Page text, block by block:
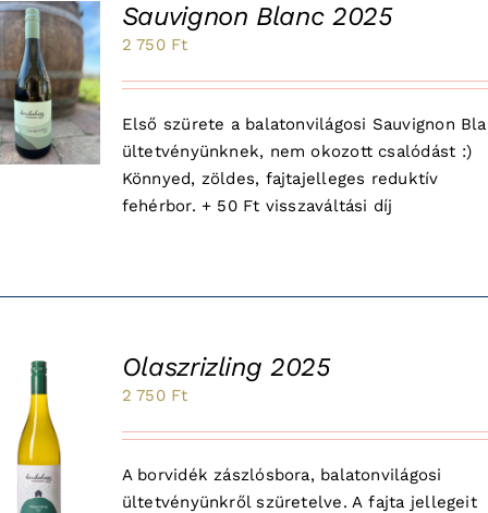
Sauvignon Blanc 2025
2 750 Ft
Első szürete a balatonvilágosi Sauvignon
ültetvényünknek, nem okozott csalódást :)
Könnyed, zöldes, fajtajelleges reduktív
fehérbor. + 50 Ft visszaváltási díj
Olaszrizling 2025
2 750 Ft
A borvidék zászlósbora, balatonvilágosi
ültetvényünkről szüretelve. A fajta jellegeit